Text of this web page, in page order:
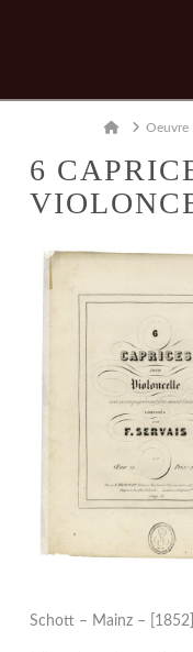
HomeOeuvre
6
Schott – Mainz –